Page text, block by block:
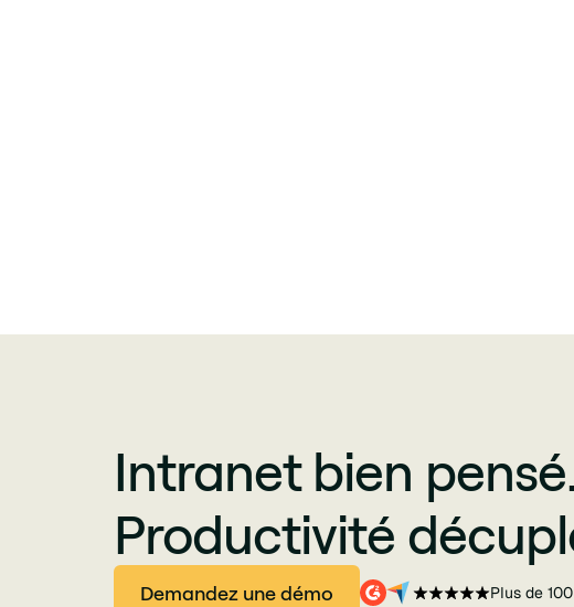
Intranet bien pensé.
Productivité
Demandez une démo Plus de